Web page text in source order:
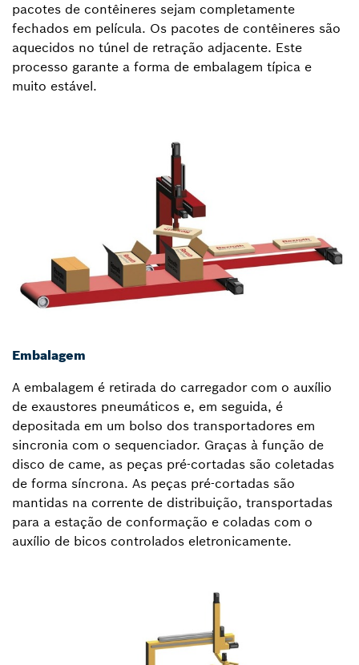
pacotes de contêineres sejam completamente
fechados em película. Os pacotes de contêineres são
aquecidos no túnel de retração adjacente. Este
processo garante a forma de embalagem típica e
muito estável.
Embalagem
A embalagem é retirada do carregador com o auxílio
de exaustores pneumáticos e, em seguida, é
depositada em um bolso dos transportadores em
sincronia com o sequenciador. Graças à função de
disco de came, as peças pré-cortadas são coletadas
de forma síncrona. As peças pré-cortadas são
mantidas na corrente de distribuição, transportadas
para a estação de conformação e coladas com o
auxílio de bicos controlados eletronicamente.